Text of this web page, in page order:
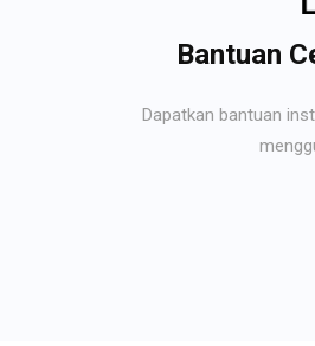
Bantuan
Dapatkan bantuan